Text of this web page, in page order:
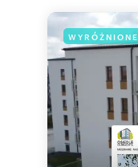
WYRÓŻNIONE